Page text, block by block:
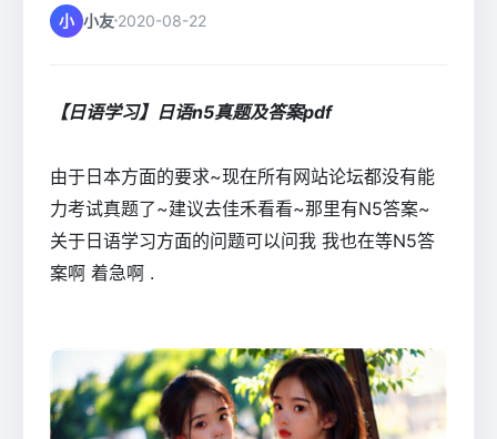
小 小友 2020-08-22
【日语学习】日语n5真题及答案pdf
由于日本方面的要求~现在所有网站论坛都没有能
力考试真题了~建议去佳禾看看~那里有N5答案~
关于日语学习方面的问题可以问我 我也在等N5答
案啊 着急啊 .